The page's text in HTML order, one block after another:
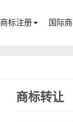
商标注册 国际
商标转让